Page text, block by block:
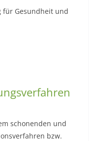
für Gesundheit und
schonenden und
bzw.